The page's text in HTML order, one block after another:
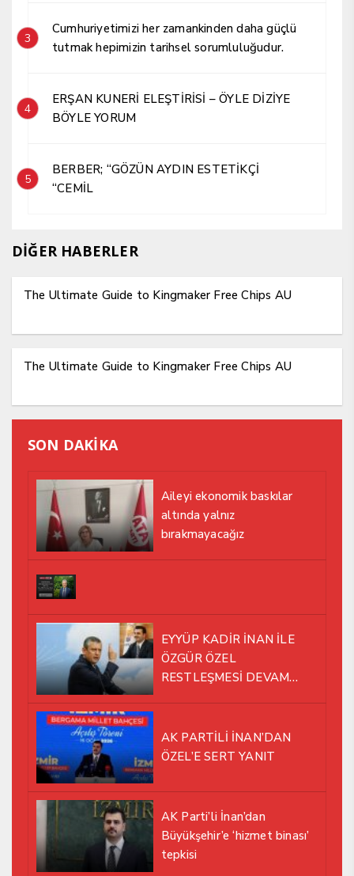
3
Cumhuriyetimizi her zamankinden daha güçlü
tutmak hepimizin tarihsel sorumluluğudur.
4
ERŞAN KUNERİ ELEŞTİRİSİ – ÖYLE DİZİYE
BÖYLE YORUM
5
BERBER; “GÖZÜN AYDIN ESTETİKÇİ
“CEMİL
DİĞER HABERLER
The Ultimate Guide to Kingmaker Free Chips AU
The Ultimate Guide to Kingmaker Free Chips AU
SON DAKİKA
Aileyi ekonomik baskılar
altında yalnız
bırakmayacağız
EYYÜP KADİR İNAN İLE
ÖZGÜR ÖZEL
RESTLEŞMESİ DEVAM
AK PARTİLİ İNAN’DAN
ÖZEL’E SERT YANIT
AK Parti’li İnan’dan
Büyükşehir’e ‘hizmet binası’
tepkisi